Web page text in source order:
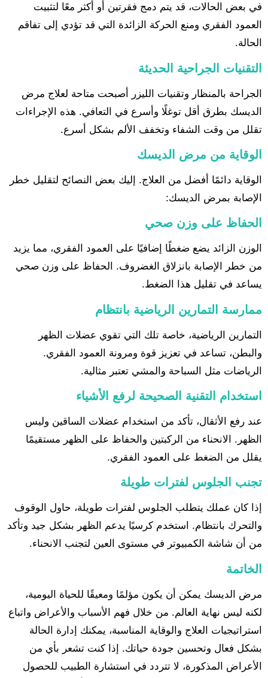
في بعض الحالات، قد يتم دمج فقرتين أو أكثر معًا لتثبيت
العمود الفقري ومنع الحركة الزائدة التي قد تؤدي إلى تفاقم
الحالة.
التقنيات الجراحية الحديثة
الجراحة بالمنظار وتقنيات الليزر أصبحت متاحة لعلاج مرض
الديسك بطرق أقل توغلًا وأسرع في التعافي. هذه الإجراءات
تقلل من وقت الشفاء وتخفف الألم بشكل أسرع.
الوقاية من مرض الديسك
الوقاية دائمًا أفضل من العلاج. إليك بعض النصائح لتقليل خطر
الإصابة بمرض الديسك:
الحفاظ على وزن صحي
الوزن الزائد يضع ضغطًا إضافيًا على العمود الفقري، مما يزيد
من خطر الإصابة بانزلاق الغضروف. الحفاظ على وزن صحي
يساعد في تقليل هذا الضغط.
ممارسة التمارين الرياضية بانتظام
التمارين الرياضية، خاصة تلك التي تقوي عضلات الظهر
والبطن، تساعد في تعزيز قوة ومرونة العمود الفقري.
الرياضات مثل السباحة والمشي تعتبر مثالية.
استخدام التقنية الصحيحة لرفع الأشياء
عند رفع الأثقال، تأكد من استخدام عضلات الساقين وليس
الظهر. الانحناء من الركبتين والحفاظ على الظهر مستقيمًا
يقلل من الضغط على العمود الفقري.
تجنب الجلوس لفترات طويلة
إذا كان عملك يتطلب الجلوس لفترات طويلة، حاول الوقوف
والتحرك بانتظام. استخدم كرسيًا يدعم الظهر بشكل جيد وتأكد
من أن شاشة الكمبيوتر في مستوى العين لتجنب الانحناء.
الخاتمة
مرض الديسك يمكن أن يكون مؤلمًا ومعيقًا للحياة اليومية،
لكنه ليس نهاية العالم. من خلال فهم الأسباب والأعراض واتباع
استراتيجيات العلاج والوقاية المناسبة، يمكنك إدارة الحالة
بشكل فعال وتحسين جودة حياتك. إذا كنت تشعر بأي من
الأعراض المذكورة، لا تتردد في استشارة الطبيب للحصول